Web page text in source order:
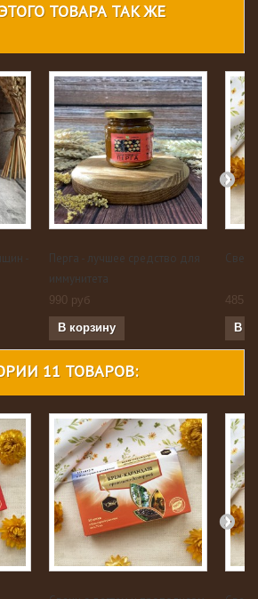
ТОВАРА ТАК ЖЕ
-
Перга - лучшее средство для
иммунитета
990 руб
В корзину
485
В
11 ТОВАРОВ: